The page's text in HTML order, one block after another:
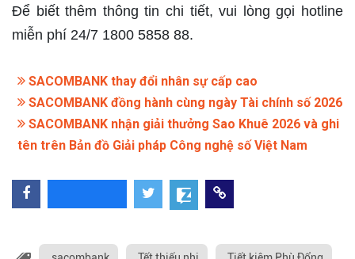
Để biết thêm thông tin chi tiết, vui lòng gọi hotline
miễn phí 24/7 1800 5858 88.
SACOMBANK thay đổi nhân sự cấp cao
SACOMBANK đồng hành cùng ngày Tài chính số 2026
SACOMBANK nhận giải thưởng Sao Khuê 2026 và ghi
tên trên Bản đồ Giải pháp Công nghệ số Việt Nam